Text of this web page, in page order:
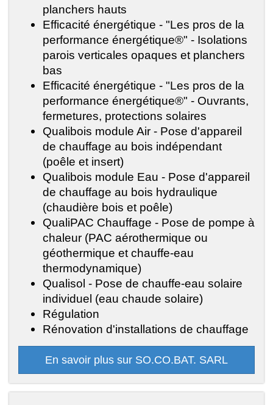
planchers hauts
Efficacité énergétique - "Les pros de la
performance énergétique®" - Isolations
parois verticales opaques et planchers
bas
Efficacité énergétique - "Les pros de la
performance énergétique®" - Ouvrants,
fermetures, protections solaires
Qualibois module Air - Pose d'appareil
de chauffage au bois indépendant
(poêle et insert)
Qualibois module Eau - Pose d'appareil
de chauffage au bois hydraulique
(chaudière bois et poêle)
QualiPAC Chauffage - Pose de pompe à
chaleur (PAC aérothermique ou
géothermique et chauffe-eau
thermodynamique)
Qualisol - Pose de chauffe-eau solaire
individuel (eau chaude solaire)
Régulation
Rénovation d'installations de chauffage
En savoir plus sur SO.CO.BAT. SARL